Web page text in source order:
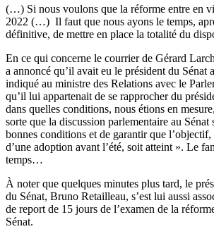
(…) Si nous voulons que la réforme entre en
2022 (…) Il faut que nous ayons le temps,
définitive, de mettre en place la totalité du
En ce qui concerne le courrier de Gérard
a annoncé qu’il avait eu le président du Sénat
indiqué au ministre des Relations avec le
qu’il lui appartenait de se rapprocher du
dans quelles conditions, nous étions en
sorte que la discussion parlementaire au Sénat
bonnes conditions et de garantir que
d’une adoption avant l’été, soit atteint ». Le
temps…
À noter que quelques minutes plus tard, le
du Sénat, Bruno Retailleau, s’est lui aussi
de report de 15 jours de l’examen de la
Sénat.